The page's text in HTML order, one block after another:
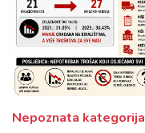
Nepoznata kategorija